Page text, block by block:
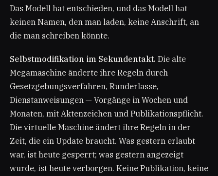
Das Modell hat entschieden, und das Modell hat
keinen Namen, den man laden, keine Anschrift, an
die man schreiben könnte.
Selbstmodifikation im Sekundentakt. Die alte
Megamaschine änderte ihre Regeln durch
Gesetzgebungsverfahren, Runderlasse,
Dienstanweisungen — Vorgänge in Wochen und
Monaten, mit Aktenzeichen und Publikationspflicht.
Die virtuelle Maschine ändert ihre Regeln in der
Zeit, die ein Update braucht. Was gestern erlaubt
war, ist heute gesperrt; was gestern angezeigt
wurde, ist heute verborgen. Keine Publikation, keine